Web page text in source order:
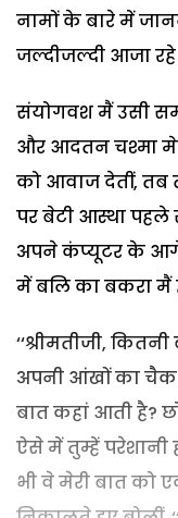
नामों के बारे में
जल्दीजल्दी आजा
संयोगवश मैं उसी
और आदतन चश्मा
को आवाज देतीं, तब
पर बेटी आस्था पहले
अपने कंप्यूटर के आगे
में बलि का बकरा मैं
‘‘श्रीमतीजी,
अपनी आंखों का
बात कहां आती है?
ऐसे में तुम्हें परेशानी
भी वे मेरी बात